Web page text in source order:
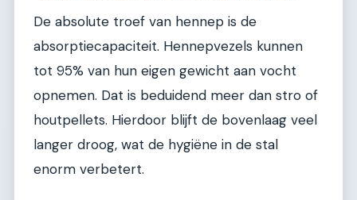
De absolute troef van hennep is de
absorptiecapaciteit. Hennepvezels kunnen
tot 95% van hun eigen gewicht aan vocht
opnemen. Dat is beduidend meer dan stro of
houtpellets. Hierdoor blijft de bovenlaag veel
langer droog, wat de hygiëne in de stal
enorm verbetert.